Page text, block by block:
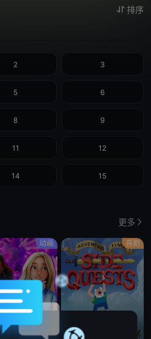
排序
2 3
5 6
8 9
11 12
14 15
更多
动画 喜剧